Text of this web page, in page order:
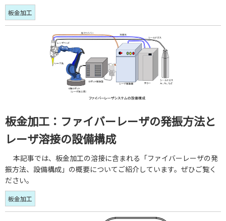
板金加工
板金加工：ファイバーレーザの発振方法と
レーザ溶接の設備構成
本記事では、板金加工の溶接に含まれる「ファイバーレーザの発
振方法、設備構成」の概要についてご紹介しています。ぜひご覧く
ださい。
板金加工